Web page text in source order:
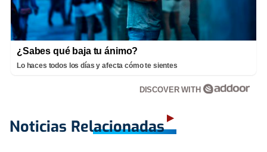
¿Sabes qué baja tu ánimo?
Lo haces todos los días y afecta cómo te sientes
DISCOVER WITH
Noticias Relacionadas